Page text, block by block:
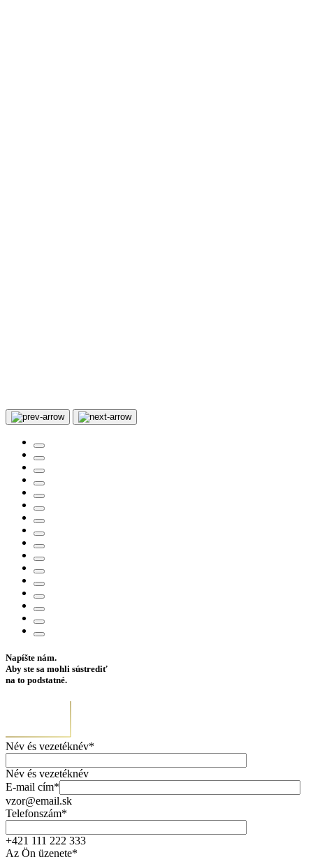
Napíšte nám.
Aby ste sa mohli sústrediť
na to podstatné.
Név és vezetéknév*
Név és vezetéknév
E-mail cím*
vzor@email.sk
Telefonszám*
+421 111 222 333
Az Ön üzenete*